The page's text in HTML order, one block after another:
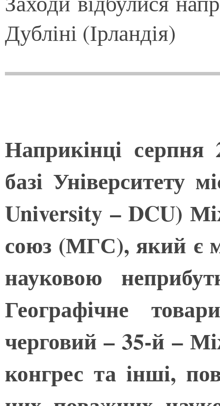
Дубліні (Ірландія)
Наприкінці серпня
базі Університету
University – DCU)
союз (МГС), який є
науковою
Географічне
черговий – 35-й –
конгрес та інші,